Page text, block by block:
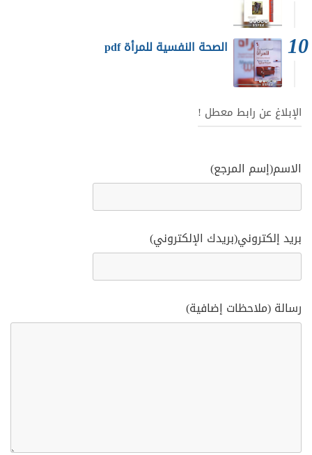
الصحة النفسية للمرأة pdf
الإبلاغ عن رابط معطل !
الاسم(إسم المرجع)
بريد إلكتروني(بريدك الإلكتروني)
رسالة (ملاحظات إضافية)